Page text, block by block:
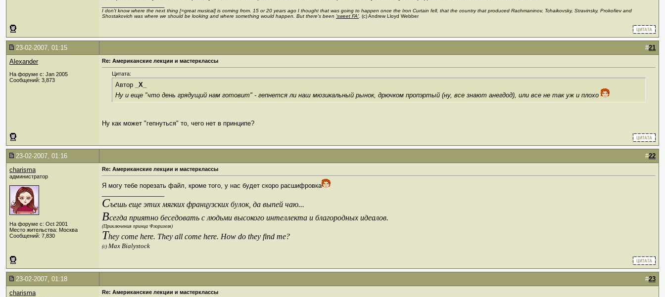
I don't know where the next thing [=great musical] is coming from. 15 or 20 years ago I thought that was going to happen once the Iron Curtain fell, that the country that produced Rachmaninov, Tchaikovsky, Stravinsky, Prokofiev and
Shostakovich was where we should be looking and where something would happen. But there's been 'sweet FA'. (c) Andrew Lloyd Webber
23-02-2007, 01:15 #21
Alexander
На форуме с: Jan 2005
Сообщений: 3,873
Re: Американские лекции и мастерклассы
Цитата:
Автор
_X_
Ну и еще "что день грядущий нам готовит" - гепнется ли наш мюзикальный рынок, дрючком пропэртый (ну, все знают анегдод), или все не так уж и плохо
Ну как может "гепнуться" то, чего нет в принципе?
23-02-2007, 01:16 #22
charisma
администратор
На форуме с: Oct 2001
Место жительства: Москва
Сообщений: 7,830
Re: Американские лекции и мастерклассы
Я могу тебе порезать файл, кроме того, у нас будет скоро расшифровка
Съешь еще этих мягких французских булок, да выпей чаю...
Всегда приятно беседовать с людьми высокого интеллекта и благородных идеалов.
(Приключения принца Флоризеля)
They come here. They all come here. How do they find me?
(c) Max Bialystock
23-02-2007, 01:18 #23
charisma
Re: Американские лекции и мастерклассы